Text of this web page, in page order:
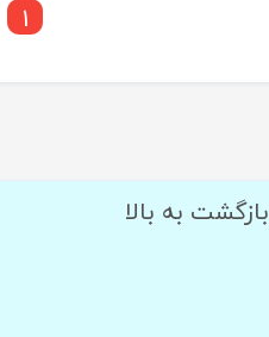
1
بازگشت به بالا